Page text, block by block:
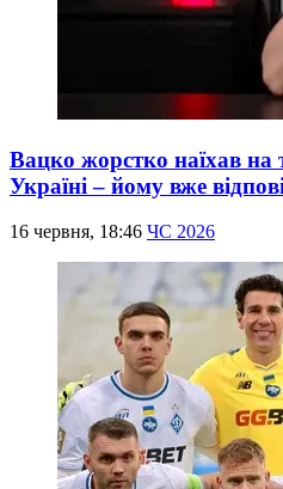
Вацко жорстко наїхав
Україні – йому вже
16 червня, 18:46 ЧС 2026